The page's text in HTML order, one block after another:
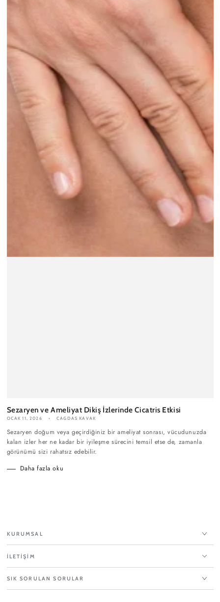
Sezaryen ve Ameliyat Dikiş İzlerinde Cicatris Etkisi
OCAK 11, 2026 CAGDAS KAVAK
Sezaryen doğum veya geçirdiğiniz bir ameliyat sonrası, vücudunuzda
kalan izler her ne kadar bir iyileşme sürecini temsil etse de, zamanla
görünümü sizi rahatsız edebilir.
Daha fazla oku
KURUMSAL
İLETİŞİM
SIK SORULAN SORULAR